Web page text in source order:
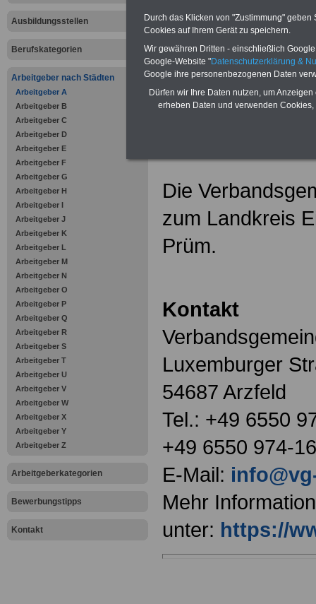
Ausbildungsstellen
Berufskategorien
Arbeitgeber nach Städten
Arbeitgeber A
Arbeitgeber B
Arbeitgeber C
Arbeitgeber D
Arbeitgeber E
Arbeitgeber F
Arbeitgeber G
Arbeitgeber H
Arbeitgeber I
Arbeitgeber J
Arbeitgeber K
Arbeitgeber L
Arbeitgeber M
Arbeitgeber N
Arbeitgeber O
Arbeitgeber P
Arbeitgeber Q
Arbeitgeber R
Arbeitgeber S
Arbeitgeber T
Arbeitgeber U
Arbeitgeber V
Arbeitgeber W
Arbeitgeber X
Arbeitgeber Y
Arbeitgeber Z
Arbeitgeberkategorien
Bewerbungstipps
Kontakt
Krankenversicherung
.
Die
zum Landkreis
Prüm.
Kontakt
Luxemburger
54687 Arzfeld
Tel.: +49 6550
+49 6550 974-
E-Mail:
Mehr
unter: https://
Durch das Klicken von "Zustimmung"
Cookies auf Ihrem Gerät zu speichern.
Wir gewähren Dritten - einschließlich
Google-Website "Datenschutzerklärung &
Google ihre personenbezogenen Daten
Dürfen wir Ihre Daten nutzen, um
erheben Daten und verwenden